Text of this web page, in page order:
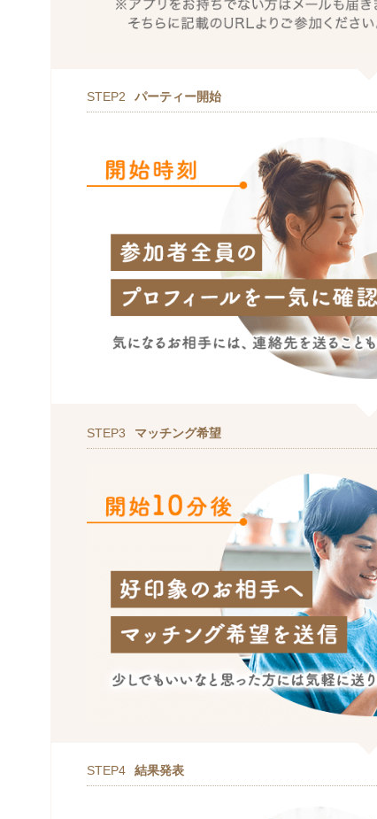
STEP2 パーティー開始
STEP3 マッチング希望
STEP4 結果発表